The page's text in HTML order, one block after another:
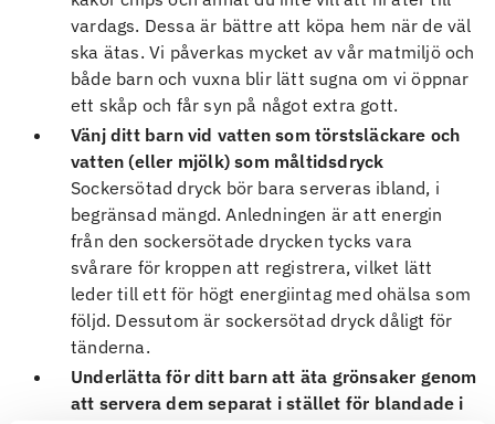
vardags. Dessa är bättre att köpa hem när de väl
ska ätas. Vi påverkas mycket av vår matmiljö och
både barn och vuxna blir lätt sugna om vi öppnar
ett skåp och får syn på något extra gott.
Vänj ditt barn vid vatten som törstsläckare och
vatten (eller mjölk) som måltidsdryck
Sockersötad dryck bör bara serveras ibland, i
begränsad mängd. Anledningen är att energin
från den sockersötade drycken tycks vara
svårare för kroppen att registrera, vilket lätt
leder till ett för högt energiintag med ohälsa som
följd. Dessutom är sockersötad dryck dåligt för
tänderna.
Underlätta för ditt barn att äta grönsaker genom
att servera dem separat i stället för blandade i